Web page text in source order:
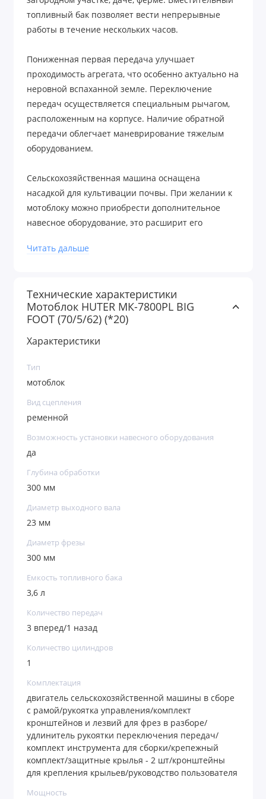
топливный бак позволяет вести непрерывные
работы в течение нескольких часов.
Пониженная первая передача улучшает
проходимость агрегата, что особенно актуально на
неровной вспаханной земле. Переключение
передач осуществляется специальным рычагом,
расположенным на корпусе. Наличие обратной
передачи облегчает маневрирование тяжелым
оборудованием.
Сельскохозяйственная машина оснащена
насадкой для культивации почвы. При желании к
мотоблоку можно приобрести дополнительное
навесное оборудование, это расширит его
Читать дальше
Технические характеристики
Мотоблок HUTER МК-7800PL BIG
FOOT (70/5/62) (*20)
Характеристики
Тип
мотоблок
Вид сцепления
ременной
Возможность установки навесного оборудования
да
Глубина обработки
300 мм
Диаметр выходного вала
23 мм
Диаметр фрезы
300 мм
Емкость топливного бака
3,6 л
Количество передач
3 вперед/1 назад
Количество цилиндров
1
Комплектация
двигатель сельскохозяйственной машины в сборе
с рамой/рукоятка управления/комплект
кронштейнов и лезвий для фрез в разборе/
удлинитель рукоятки переключения передач/
комплект инструмента для сборки/крепежный
комплект/защитные крылья - 2 шт/кронштейны
для крепления крыльев/руководство пользователя
Мощность